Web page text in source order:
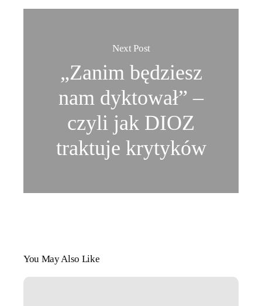
Next Post
„Zanim będziesz
nam dyktował” –
czyli jak DIOZ
traktuje krytyków
You May Also Like